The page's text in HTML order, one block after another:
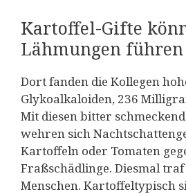
Kartoffel-Gifte
Lähmungen führen
Dort fanden die Kollegen
Glykoalkaloiden, 236
Mit diesen bitter
wehren sich
Kartoffeln oder Tomaten
Fraßschädlinge. Diesmal traf
Menschen. Kartoffeltypisch